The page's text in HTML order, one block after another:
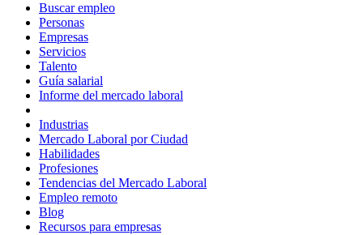
Buscar empleo
Personas
Empresas
Servicios
Talento
Guía salarial
Informe del mercado laboral
Industrias
Mercado Laboral por Ciudad
Habilidades
Profesiones
Tendencias del Mercado Laboral
Empleo remoto
Blog
Recursos para empresas